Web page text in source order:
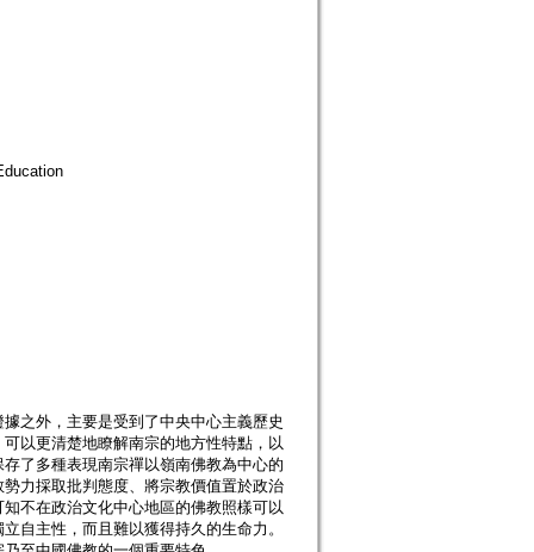
之外，主要是受到了中央中心主義歷史
以更清楚地瞭解南宗的地方性特點，以
了多種表現南宗禪以嶺南佛教為中心的
力採取批判態度、將宗教價值置於政治
不在政治文化中心地區的佛教照樣可以
自主性，而且難以獲得持久的生命力。